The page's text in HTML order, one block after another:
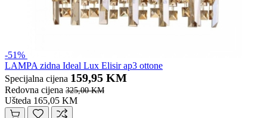
-51%
LAMPA zidna Ideal Lux Elisir ap3 ottone
Specijalna cijena 159,95 KM
Redovna cijena 325,00 KM
Ušteda 165,05 KM